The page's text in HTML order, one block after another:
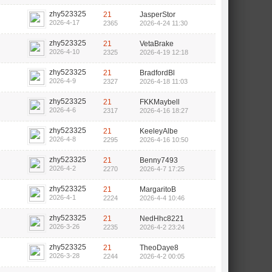
zhy523325
2026-4-17
21
2365
JasperStor
2026-4-24 11:30
zhy523325
2026-4-10
21
2325
VetaBrake
2026-4-19 12:18
zhy523325
2026-4-9
21
2327
BradfordBl
2026-4-18 11:03
zhy523325
2026-4-6
21
2317
FKKMaybell
2026-4-16 18:27
zhy523325
2026-4-8
21
2295
KeeleyAlbe
2026-4-16 10:50
zhy523325
2026-4-2
21
2270
Benny7493
2026-4-7 17:25
zhy523325
2026-4-1
21
2224
MargaritoB
2026-4-4 10:46
zhy523325
2026-3-26
21
2235
NedHhc8221
2026-4-2 23:24
zhy523325
2026-3-28
21
2244
TheoDaye8
2026-4-2 00:05